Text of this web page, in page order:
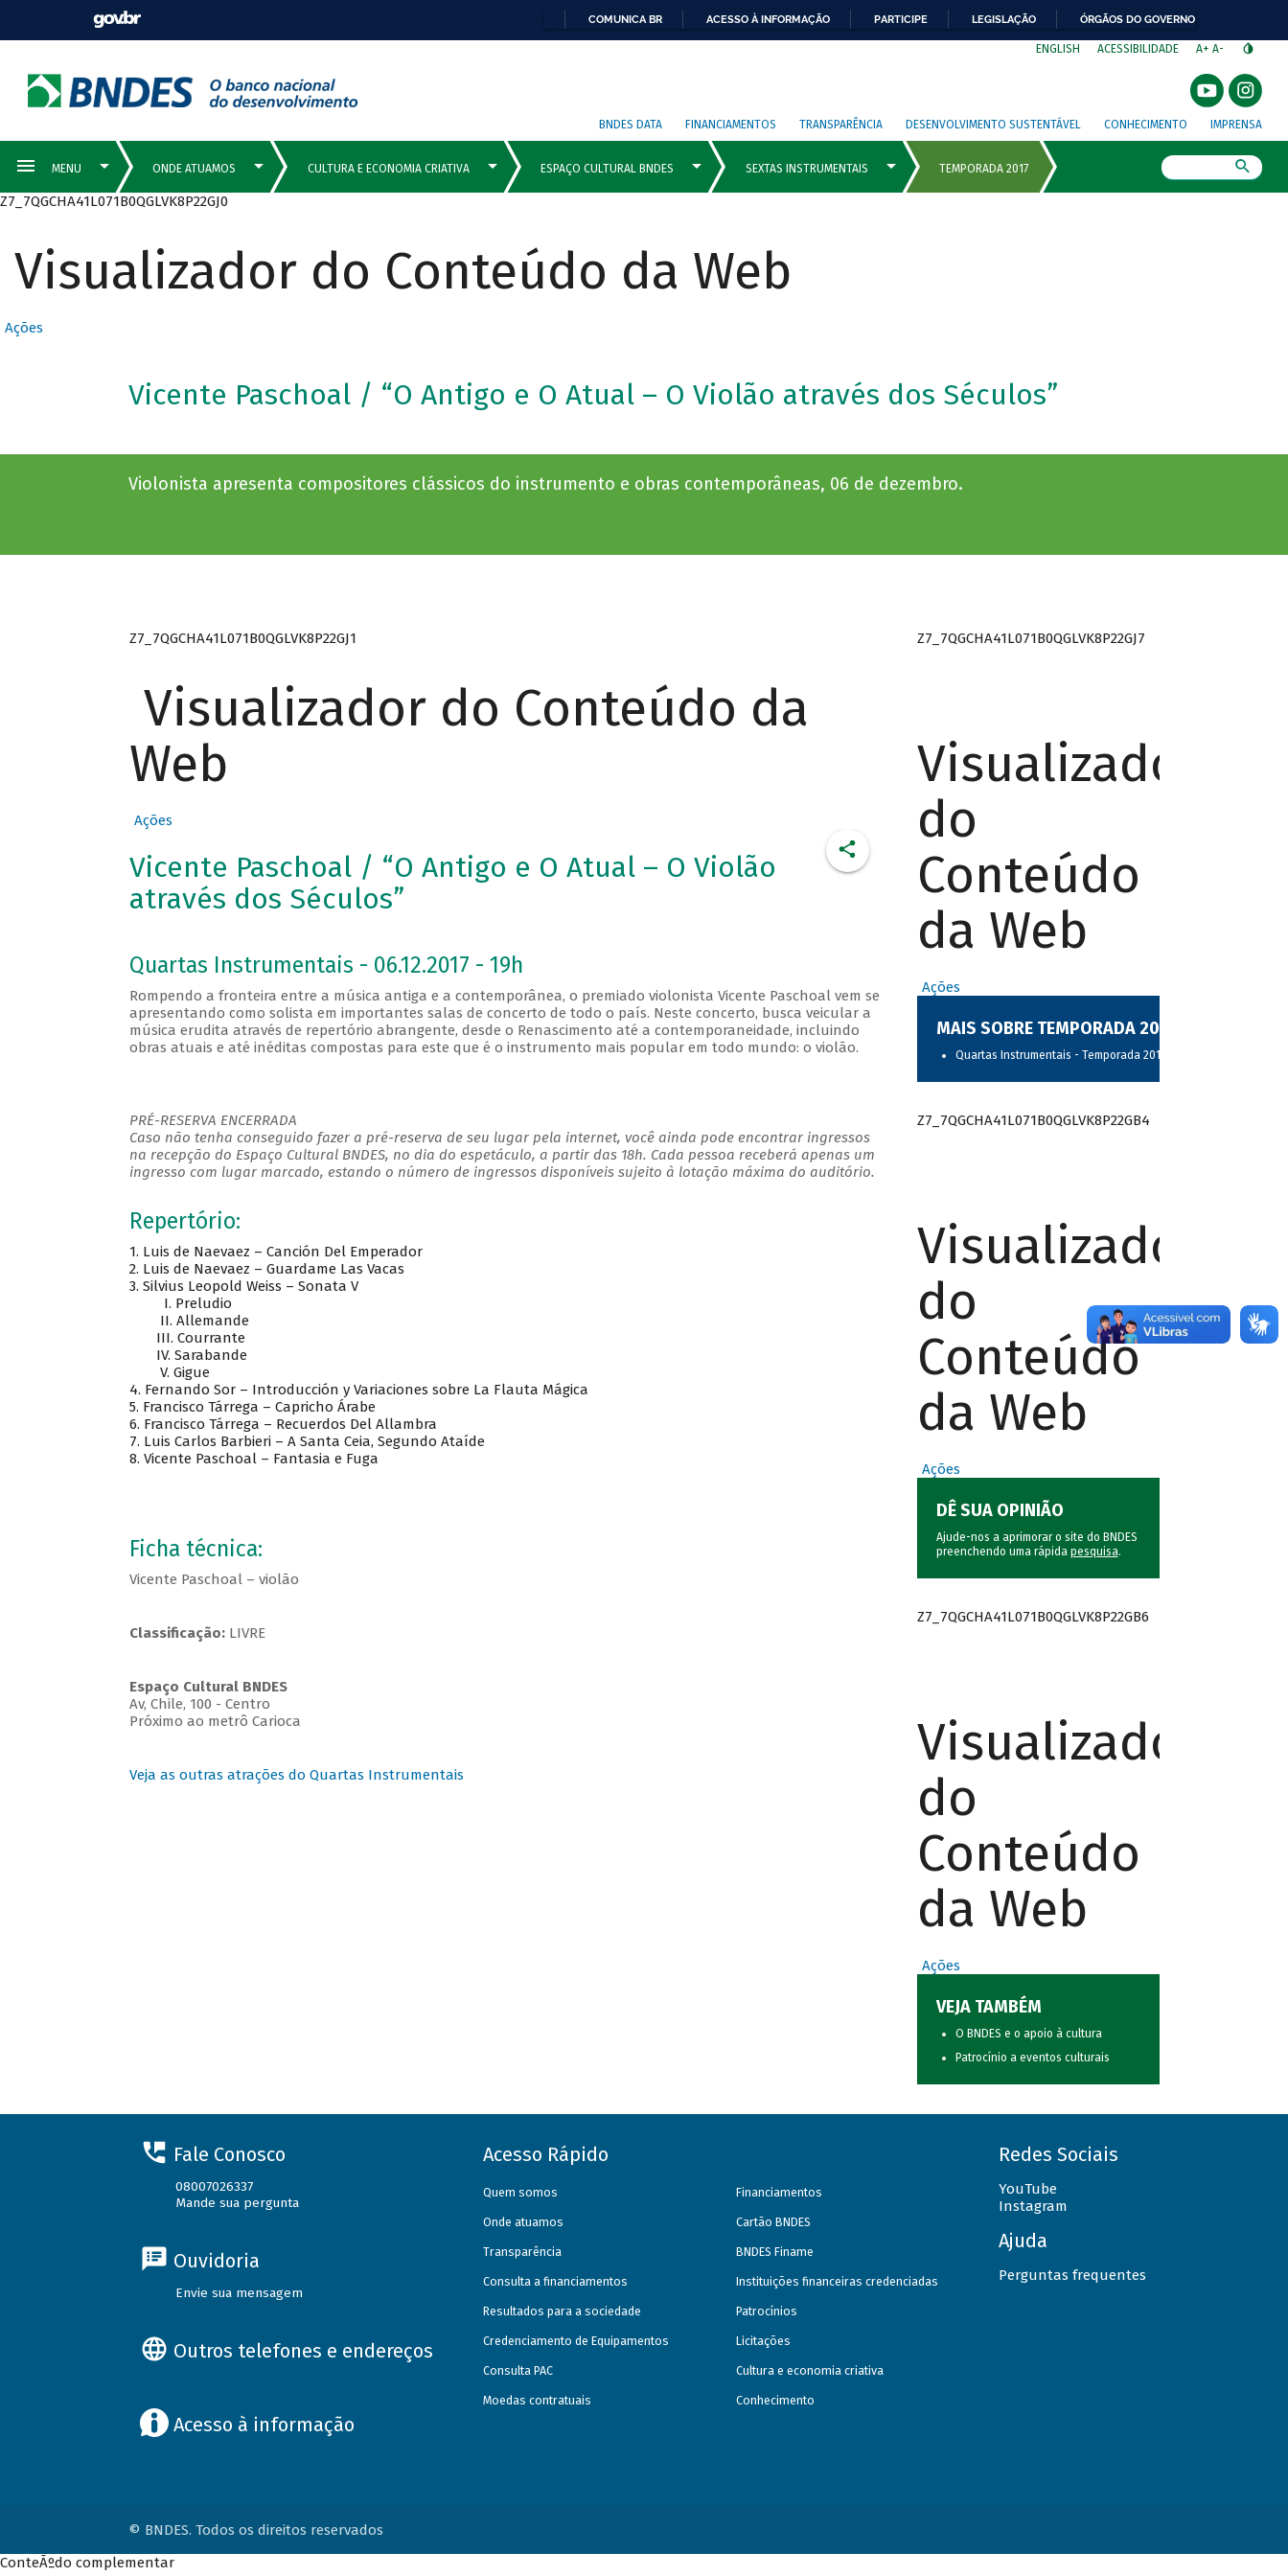
COMUNICA BR ACESSO À INFORMAÇÃO PARTICIPE LEGISLAÇÃO ÓRGÃOS DO GOVERNO
ENGLISH ACESSIBILIDADE A+ A-
BNDES DATA FINANCIAMENTOS TRANSPARÊNCIA DESENVOLVIMENTO SUSTENTÁVEL CONHECIMENTO IMPRENSA
Z7_7QGCHA41L071B0QGLVK8P22GJ0
Visualizador do Conteúdo da Web
Ações
Vicente Paschoal / “O Antigo e O Atual – O Violão através dos Séculos”
Violonista apresenta compositores clássicos do instrumento e obras contemporâneas, 06 de dezembro.
Z7_7QGCHA41L071B0QGLVK8P22GJ1
Visualizador do Conteúdo da
Web
Ações
Vicente Paschoal / “O Antigo e O Atual – O Violão
através dos Séculos”
Quartas Instrumentais - 06.12.2017 - 19h
Rompendo a fronteira entre a música antiga e a contemporânea, o premiado violonista Vicente Paschoal vem se
apresentando como solista em importantes salas de concerto de todo o país. Neste concerto, busca veicular a
música erudita através de repertório abrangente, desde o Renascimento até a contemporaneidade, incluindo
obras atuais e até inéditas compostas para este que é o instrumento mais popular em todo mundo: o violão.
PRÉ-RESERVA ENCERRADA
Caso não tenha conseguido fazer a pré-reserva de seu lugar pela internet, você ainda pode encontrar ingressos
na recepção do Espaço Cultural BNDES, no dia do espetáculo, a partir das 18h. Cada pessoa receberá apenas um
ingresso com lugar marcado, estando o número de ingressos disponíveis sujeito à lotação máxima do auditório.
Repertório:
1. Luis de Naevaez – Canción Del Emperador
2. Luis de Naevaez – Guardame Las Vacas
3. Silvius Leopold Weiss – Sonata V
I. Preludio
II. Allemande
III. Courrante
IV. Sarabande
V. Gigue
4. Fernando Sor – Introducción y Variaciones sobre La Flauta Mágica
5. Francisco Tárrega – Capricho Árabe
6. Francisco Tárrega – Recuerdos Del Allambra
7. Luis Carlos Barbieri – A Santa Ceia, Segundo Ataíde
8. Vicente Paschoal – Fantasia e Fuga
Ficha técnica:
Vicente Paschoal – violão
Classificação:LIVRE
Espaço Cultural BNDES
Av, Chile, 100 - Centro
Próximo ao metrô Carioca
Veja as outras atrações do Quartas Instrumentais
Z7_7QGCHA41L071B0QGLVK8P22GJ7
Visualizador
do
Conteúdo
da Web
Ações
MAIS SOBRE TEMPORADA 2017
Quartas Instrumentais - Temporada 2017
Z7_7QGCHA41L071B0QGLVK8P22GB4
Visualizador
do
Conteúdo
da Web
Ações
DÊ SUA OPINIÃO
Ajude-nos a aprimorar o site do BNDES
preenchendo uma rápida pesquisa.
Z7_7QGCHA41L071B0QGLVK8P22GB6
Visualizador
do
Conteúdo
da Web
Ações
VEJA TAMBÉM
O BNDES e o apoio à cultura
Patrocínio a eventos culturais
Fale Conosco
08007026337
Mande sua pergunta
Ouvidoria
Envie sua mensagem
Outros telefones e endereços
Acesso à informação
Acesso Rápido
Quem somos
Onde atuamos
Transparência
Consulta a financiamentos
Resultados para a sociedade
Credenciamento de Equipamentos
Consulta PAC
Moedas contratuais
Financiamentos
Cartão BNDES
BNDES Finame
Instituições financeiras credenciadas
Patrocínios
Licitações
Cultura e economia criativa
Conhecimento
Redes Sociais
YouTube
Instagram
Ajuda
Perguntas frequentes
© BNDES. Todos os direitos reservados
ConteÃºdo complementar